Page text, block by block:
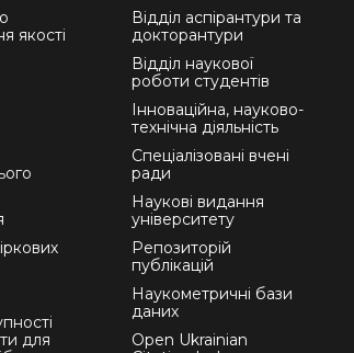
якості
для
Відділ аспірантури та
докторантури
Відділ наукової
роботи студентів
Інноваційна, науково-
технічна діяльність
Спеціалізовані вчені
ради
Наукові видання
університету
Репозиторій
публікацій
Наукометричні бази
даних
Open Ukrainian